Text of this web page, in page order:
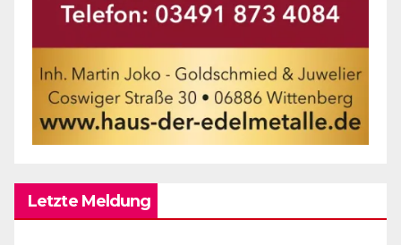
Letzte Meldung